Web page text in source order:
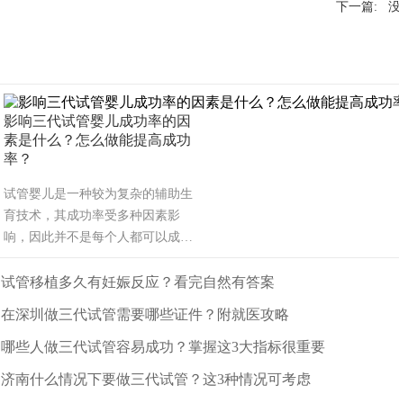
下一篇:
影响三代试管婴儿成功率的因
素是什么？怎么做能提高成功
率？
试管婴儿是一种较为复杂的辅助生
育技术，其成功率受多种因素影
响，因此并不是每个人都可以成
也有可能有些人做试管婴儿不能成
要因素有哪些呢？（如果还想了解
更多的试管婴儿流程、费用、成功
问，解决相关问题）
试管移植多久有妊娠反应？看完自然有答案
在深圳做三代试管需要哪些证件？附就医攻略
哪些人做三代试管容易成功？掌握这3大指标很重要
济南什么情况下要做三代试管？这3种情况可考虑